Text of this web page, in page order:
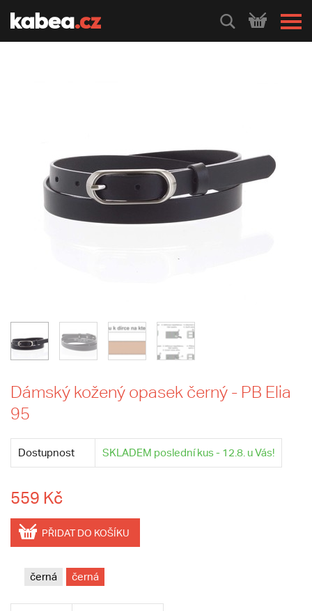
HLEDEJ
Dámský kožený opasek černý - PB Elia
95
Dostupnost SKLADEM poslední kus - 12.8. u Vás!
559 Kč
PŘIDAT DO KOŠÍKU
černá černá